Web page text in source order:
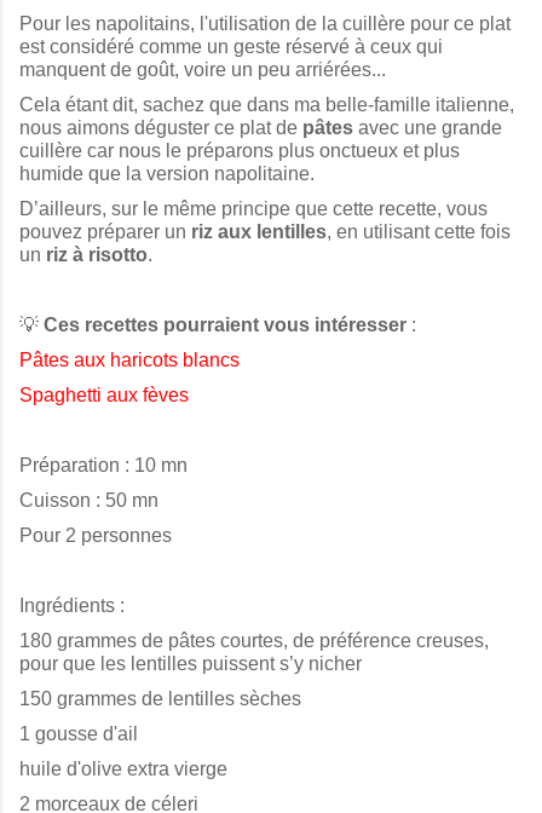
Pour les napolitains, l'utilisation de la cuillère pour ce plat
est considéré comme un geste réservé à ceux qui
manquent de goût, voire un peu arriérées...
Cela étant dit, sachez que dans ma belle-famille italienne,
nous aimons déguster ce plat de pâtes avec une grande
cuillère car nous le préparons plus onctueux et plus
humide que la version napolitaine.
D’ailleurs, sur le même principe que cette recette, vous
pouvez préparer un riz aux lentilles, en utilisant cette fois
un riz à risotto.
💡 Ces recettes pourraient vous intéresser :
Pâtes aux haricots blancs
Spaghetti aux fèves
Préparation : 10 mn
Cuisson : 50 mn
Pour 2 personnes
Ingrédients :
180 grammes de pâtes courtes, de préférence creuses,
pour que les lentilles puissent s’y nicher
150 grammes de lentilles sèches
1 gousse d'ail
huile d'olive extra vierge
2 morceaux de céleri